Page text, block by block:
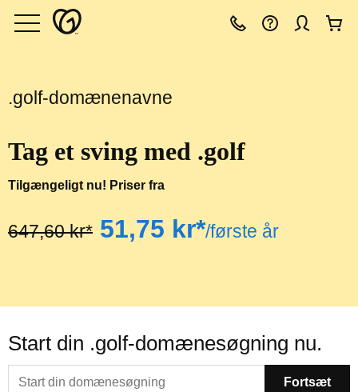
.golf-domænenavne
Tag et sving med .golf
Tilgængeligt nu! Priser fra
‪647,60 kr*‬ ‪51,75 kr*‬/første år
Start din .golf-domænesøgning nu.
Fortsæt